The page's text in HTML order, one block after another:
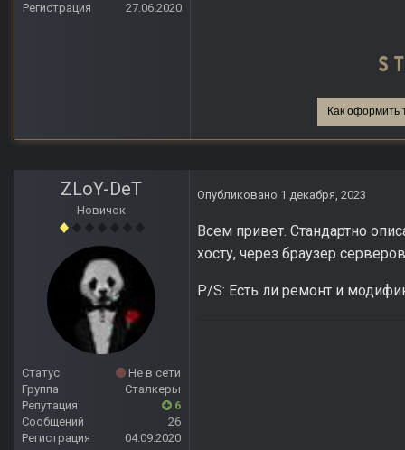
Регистрация
27.06.2020
Как оформить
ZLoY-DeT
Новичок
Статус
Не в сети
Группа
Сталкеры
Репутация
6
Сообщений
26
Регистрация
04.09.2020
Опубликовано 1 декабря, 2023
Всем привет. Стандартно
хосту, через браузер
P/S: Есть ли ремонт и